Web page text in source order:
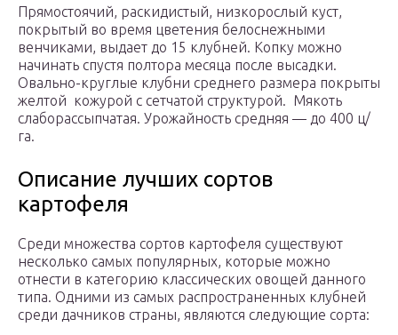
Прямостоячий, раскидистый, низкорослый куст,
покрытый во время цветения белоснежными
венчиками, выдает до 15 клубней. Копку можно
начинать спустя полтора месяца после высадки.
Овально-круглые клубни среднего размера покрыты
желтой кожурой с сетчатой структурой. Мякоть
слаборассыпчатая. Урожайность средняя — до 400 ц/
га.
Описание лучших сортов
картофеля
Среди множества сортов картофеля существуют
несколько самых популярных, которые можно
отнести в категорию классических овощей данного
типа. Одними из самых распространенных клубней
среди дачников страны, являются следующие сорта: